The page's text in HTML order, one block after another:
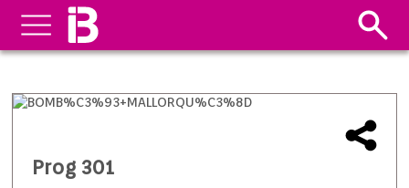
Prog 301